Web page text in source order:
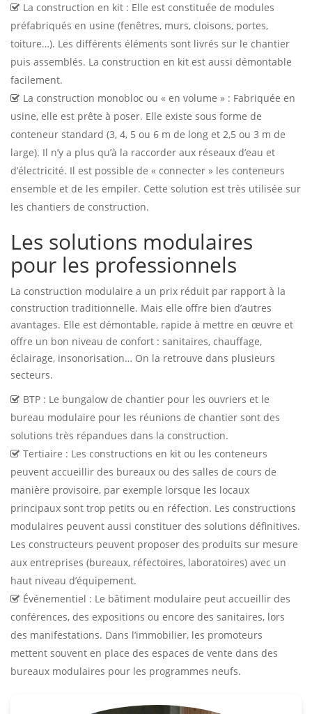
La construction en kit : Elle est constituée de modules
préfabriqués en usine (fenêtres, murs, cloisons, portes,
toiture…). Les différents éléments sont livrés sur le chantier
puis assemblés. La construction en kit est aussi démontable
facilement.
La construction monobloc ou « en volume » : Fabriquée en
usine, elle est prête à poser. Elle existe sous forme de
conteneur standard (3, 4, 5 ou 6 m de long et 2,5 ou 3 m de
large). Il n’y a plus qu’à la raccorder aux réseaux d’eau et
d’électricité. Il est possible de « connecter » les conteneurs
ensemble et de les empiler. Cette solution est très utilisée sur
les chantiers de construction.
Les solutions modulaires
pour les professionnels
La construction modulaire a un prix réduit par rapport à la
construction traditionnelle. Mais elle offre bien d’autres
avantages. Elle est démontable, rapide à mettre en œuvre et
offre un bon niveau de confort : sanitaires, chauffage,
éclairage, insonorisation… On la retrouve dans plusieurs
secteurs.
BTP : Le bungalow de chantier pour les ouvriers et le
bureau modulaire pour les réunions de chantier sont des
solutions très répandues dans la construction.
Tertiaire : Les constructions en kit ou les conteneurs
peuvent accueillir des bureaux ou des salles de cours de
manière provisoire, par exemple lorsque les locaux
principaux sont trop petits ou en réfection. Les constructions
modulaires peuvent aussi constituer des solutions définitives.
Les constructeurs peuvent proposer des produits sur mesure
aux entreprises (bureaux, réfectoires, laboratoires) avec un
haut niveau d’équipement.
Événementiel : Le bâtiment modulaire peut accueillir des
conférences, des expositions ou encore des sanitaires, lors
des manifestations. Dans l’immobilier, les promoteurs
mettent souvent en place des espaces de vente dans des
bureaux modulaires pour les programmes neufs.